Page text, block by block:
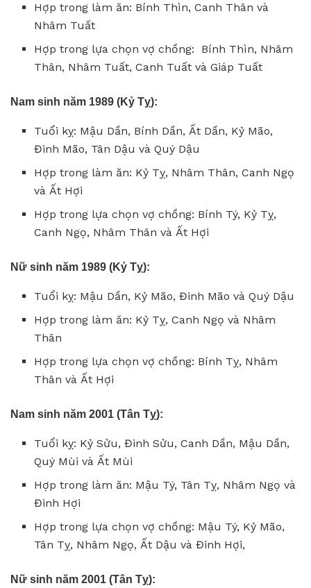
Hợp trong làm ăn: Bính Thìn, Canh Thân và
Nhâm Tuất
Hợp trong lựa chọn vợ chồng: Bính Thìn, Nhâm
Thân, Nhâm Tuất, Canh Tuất và Giáp Tuất
Nam sinh năm 1989 (Kỷ Tỵ):
Tuổi kỵ: Mậu Dần, Bính Dần, Ất Dần, Kỷ Mão,
Đinh Mão, Tân Dậu và Quý Dậu
Hợp trong làm ăn: Kỷ Tỵ, Nhâm Thân, Canh Ngọ
và Ất Hợi
Hợp trong lựa chọn vợ chồng: Bính Tý, Kỷ Tỵ,
Canh Ngọ, Nhâm Thân và Ất Hợi
Nữ sinh năm 1989 (Kỷ Tỵ):
Tuổi kỵ: Mậu Dần, Kỷ Mão, Đinh Mão và Quý Dậu
Hợp trong làm ăn: Kỷ Tỵ, Canh Ngọ và Nhâm
Thân
Hợp trong lựa chọn vợ chồng: Bính Tỵ, Nhâm
Thân và Ất Hợi
Nam sinh năm 2001 (Tân Tỵ):
Tuổi kỵ: Kỷ Sửu, Đinh Sửu, Canh Dần, Mậu Dần,
Quý Mùi và Ất Mùi
Hợp trong làm ăn: Mậu Tý, Tân Tỵ, Nhâm Ngọ và
Đinh Hợi
Hợp trong lựa chọn vợ chồng: Mậu Tý, Kỷ Mão,
Tân Tỵ, Nhâm Ngọ, Ất Dậu và Đinh Hợi,
Nữ sinh năm 2001 (Tân Tỵ):